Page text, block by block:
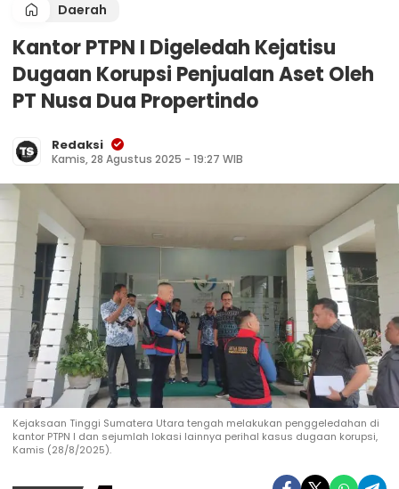
Daerah
Kantor PTPN I Digeledah Kejatisu
Dugaan Korupsi Penjualan Aset Oleh
PT Nusa Dua Propertindo
Redaksi
Kamis, 28 Agustus 2025 - 19:27 WIB
Kejaksaan Tinggi Sumatera Utara tengah melakukan penggeledahan di
kantor PTPN I dan sejumlah lokasi lainnya perihal kasus dugaan korupsi,
Kamis (28/8/2025).